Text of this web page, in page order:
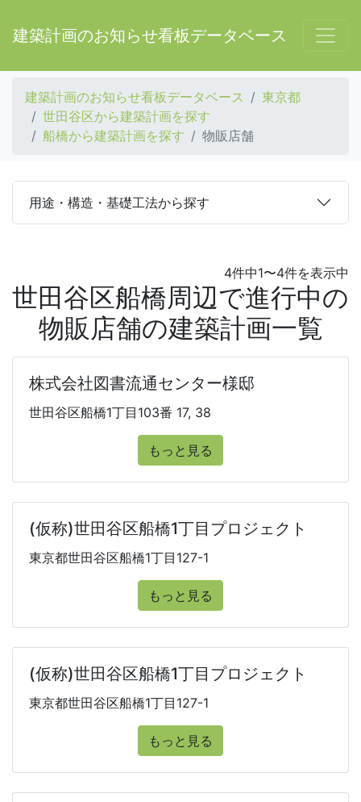
建築計画のお知らせ看板データベース
建築計画のお知らせ看板データベース
東京都
世田谷区から建築計画を探す
船橋から建築計画を探す
物販店舗
用途・構造・基礎工法から探す
4件中1〜4件を表示中
世田谷区船橋周辺で進行中の
物販店舗の建築計画一覧
株式会社図書流通センター様邸
世田谷区船橋1丁目103番 17, 38
もっと見る
(仮称)世田谷区船橋1丁目プロジェクト
東京都世田谷区船橋1丁目127-1
もっと見る
(仮称)世田谷区船橋1丁目プロジェクト
東京都世田谷区船橋1丁目127-1
もっと見る